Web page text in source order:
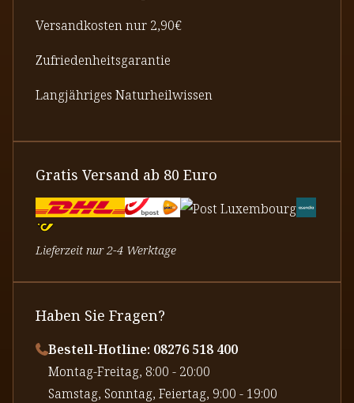
Versandkosten nur 2,90€
Zufriedenheitsgarantie
Langjähriges Naturheilwissen
Gratis Versand ab 80 Euro
Lieferzeit nur 2-4 Werktage
Haben Sie Fragen?
Bestell-Hotline: 08276 518 400
⁠Montag-Freitag, 8:00 - 20:00
⁠Samstag, Sonntag, Feiertag, 9:00 - 19:00